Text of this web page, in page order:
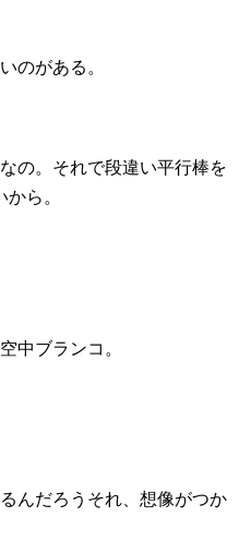
のがある。
の。それで段違い平行棒を
ら。
中ブランコ。
んだろうそれ、想像がつか